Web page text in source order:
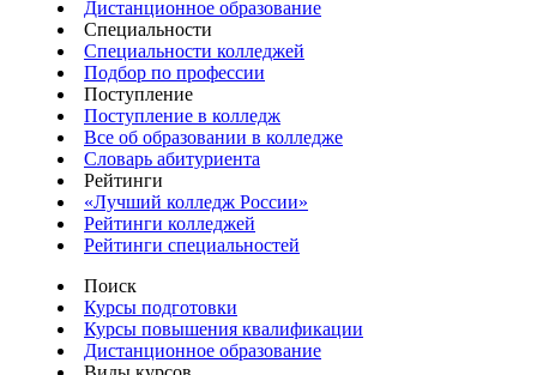
Дистанционное образование
Специальности
Специальности колледжей
Подбор по профессии
Поступление
Поступление в колледж
Все об образовании в колледже
Словарь абитуриента
Рейтинги
«Лучший колледж России»
Рейтинги колледжей
Рейтинги специальностей
Поиск
Курсы подготовки
Курсы повышения квалификации
Дистанционное образование